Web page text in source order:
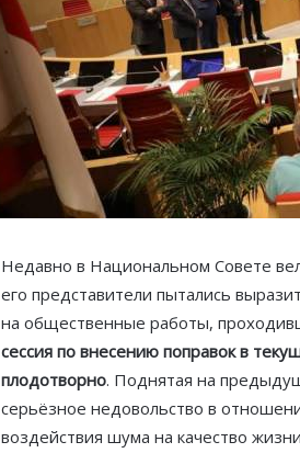
Недавно в Национальном Совете
его представители пытались
на общественные работы,
сессия по внесению поправок в
плодотворно. Поднятая на
серьёзное недовольство в
воздействия шума на качество